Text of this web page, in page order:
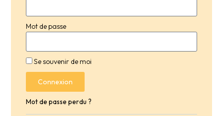
Mot de passe
Se souvenir de moi
Connexion
Mot de passe perdu ?